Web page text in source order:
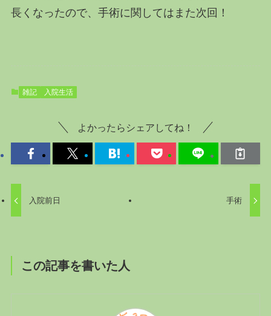
長くなったので、手術に関してはまた次回！
雑記 入院生活
よかったらシェアしてね！
入院前日 手術
この記事を書いた人